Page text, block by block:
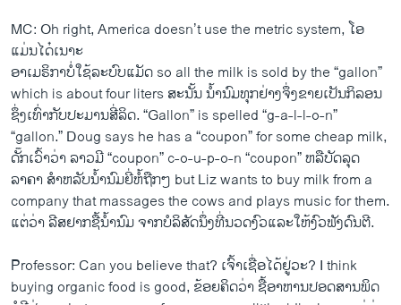
MC: Oh right, America doesn’t use the metric system, ​ໂອ​ ​
ແມ່ນ​ໄດ໋​ເນາະ
ອາ​ເມຣິກາ​ບໍ່​ໃຊ້​ລະບົບ​ແມັດ so all the milk is sold by the “gallon” ​
which is about four liters ສະ​ນັ້ນ ນ້ຳນົມ​ທຸກ​ຢ່າງ​ຈຶ່ງ​ຂາຍ​ເປັນ​ກິ​ລອນ
ຊຶ່ງ​ເທົ່າ​ກັບ​ປະມານ​ສີ່​ລິດ. “Gallon” is spelled “g-a-l-l-o-n”
“gallon.” Doug says he has a “coupon” for some cheap milk,
ດັ໊ກ​ເວົ້າ​ວ່າ ລາວ​ມີ​ “coupon” c-o-u-p-o-n “coupon” ຫລື​ບັດ​ລຸດ
ລາຄາ ສຳ​ຫລັບ​ນ້ຳນົມ​ຍີ່​ຫໍ້​ຖືກໆ​ but Liz wants to buy milk from a
company that massages the cows and plays music for them.
​ແຕ່​ວ່າ ລີສຢາກ​ຊື້​ນ້ຳນົມ ຈາກ​ບໍລິສັດ​ນຶ່ງ​ທີ່​ນວດ​ງົວ​ແລະ​ໃຫ້​ງົວ​ຟັງ​ດົນຕີ.
Professor: Can you believe that? ​ເຈົ້າ​ເຊື່ອ​ໄດ້​ຢູ່​ວະ? I think
buying organic food is good, ຂ້ອຍ​ຄິດ​ວ່າ ຊື້​ອາຫານ​ປອດ​ສານພິດ